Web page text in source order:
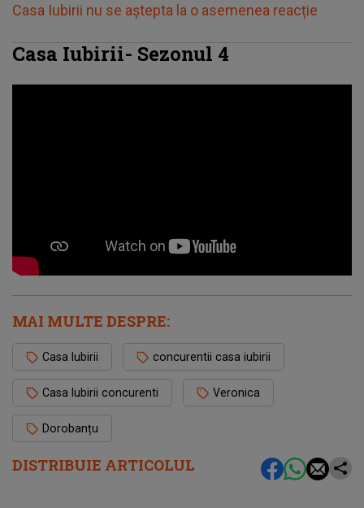
DISTRIBUIE ARTICOLUL
Casa Iubirii nu se aștepta la o asemenea reacție
Casa Iubirii- Sezonul 4
MAI MULTE DESPRE:
Casa Iubirii concurentii casa iubirii
Casa Iubirii concurenti Veronica
Dorobanțu